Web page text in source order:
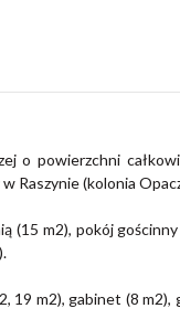
o powierzchni
Raszynie (kolonia
(15 m2), pokój
19 m2), gabinet (8